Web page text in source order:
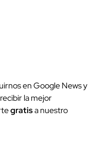
en Google News y
la mejor
gratisa nuestro